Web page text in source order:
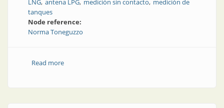
LNG antena LPG medición sin contacto medición de
tanques
Node reference:
Norma Toneguzzo
Read moreabout Importancia de las antenas en la medición de